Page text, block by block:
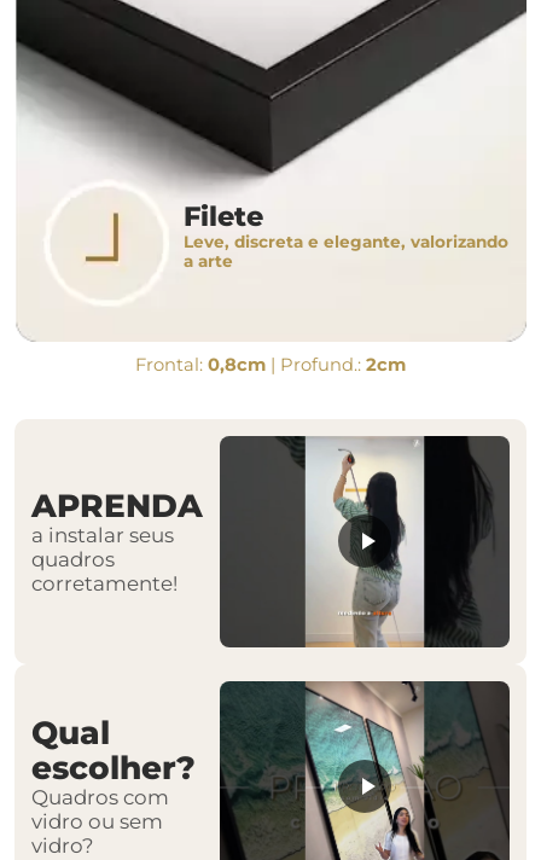
Filete
Leve, discreta e elegante, valorizando
a arte
Frontal: 0,8cm | Profund.: 2cm
APRENDA
a instalar seus
quadros
corretamente!
Qual
escolher?
Quadros com
vidro ou sem
vidro?